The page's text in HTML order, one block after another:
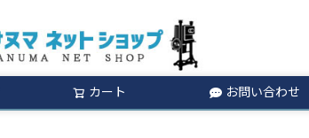
カート お問い合わせ
検索